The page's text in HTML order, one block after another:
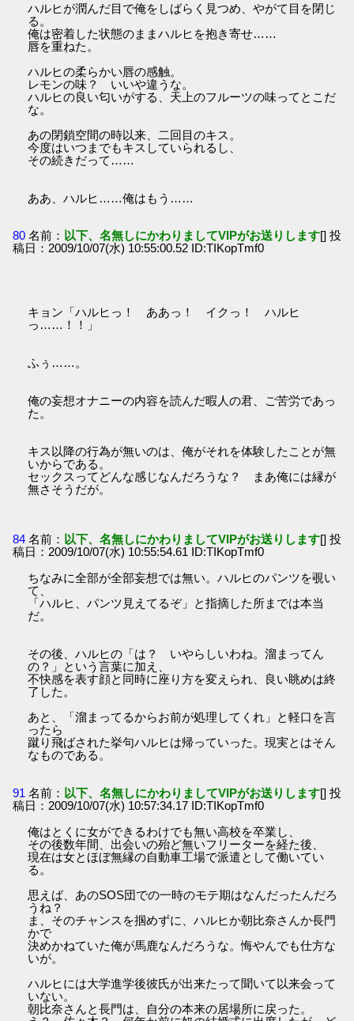
ハルヒが潤んだ目で俺をしばらく見つめ、やがて目を閉じ
る。
俺は密着した状態のままハルヒを抱き寄せ……
唇を重ねた。
ハルヒの柔らかい唇の感触。
レモンの味？ いいや違うな。
ハルヒの良い匂いがする、天上のフルーツの味ってとこだ
な。
あの閉鎖空間の時以来、二回目のキス。
今度はいつまでもキスしていられるし、
その続きだって……
ああ、ハルヒ……俺はもう……
80 名前： 以下、名無しにかわりましてVIPがお送りします[] 投
稿日：2009/10/07(水) 10:55:00.52 ID:TIKopTmf0
キョン「ハルヒっ！ ああっ！ イクっ！ ハルヒ
っ……！！」
ふぅ……。
俺の妄想オナニーの内容を読んだ暇人の君、ご苦労であっ
た。
キス以降の行為が無いのは、俺がそれを体験したことが無
いからである。
セックスってどんな感じなんだろうな？ まあ俺には縁が
無さそうだが。
84 名前： 以下、名無しにかわりましてVIPがお送りします[] 投
稿日：2009/10/07(水) 10:55:54.61 ID:TIKopTmf0
ちなみに全部が全部妄想では無い。ハルヒのパンツを覗い
て、
「ハルヒ、パンツ見えてるぞ」と指摘した所までは本当
だ。
その後、ハルヒの「は？ いやらしいわね。溜まってん
の？」という言葉に加え、
不快感を表す顔と同時に座り方を変えられ、良い眺めは終
了した。
あと、「溜まってるからお前が処理してくれ」と軽口を言
ったら
蹴り飛ばされた挙句ハルヒは帰っていった。現実とはそん
なものである。
91 名前： 以下、名無しにかわりましてVIPがお送りします[] 投
稿日：2009/10/07(水) 10:57:34.17 ID:TIKopTmf0
俺はとくに女ができるわけでも無い高校を卒業し、
その後数年間、出会いの殆ど無いフリーターを経た後、
現在は女とほぼ無縁の自動車工場で派遣として働いてい
る。
思えば、あのSOS団での一時のモテ期はなんだったんだろ
うね？
ま、そのチャンスを掴めずに、ハルヒか朝比奈さんか長門
かで
決めかねていた俺が馬鹿なんだろうな。悔やんでも仕方な
いが。
ハルヒには大学進学後彼氏が出来たって聞いて以来会って
いない。
朝比奈さんと長門は、自分の本来の居場所に戻った。